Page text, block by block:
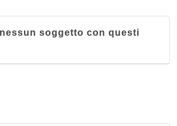
soggetto con questi